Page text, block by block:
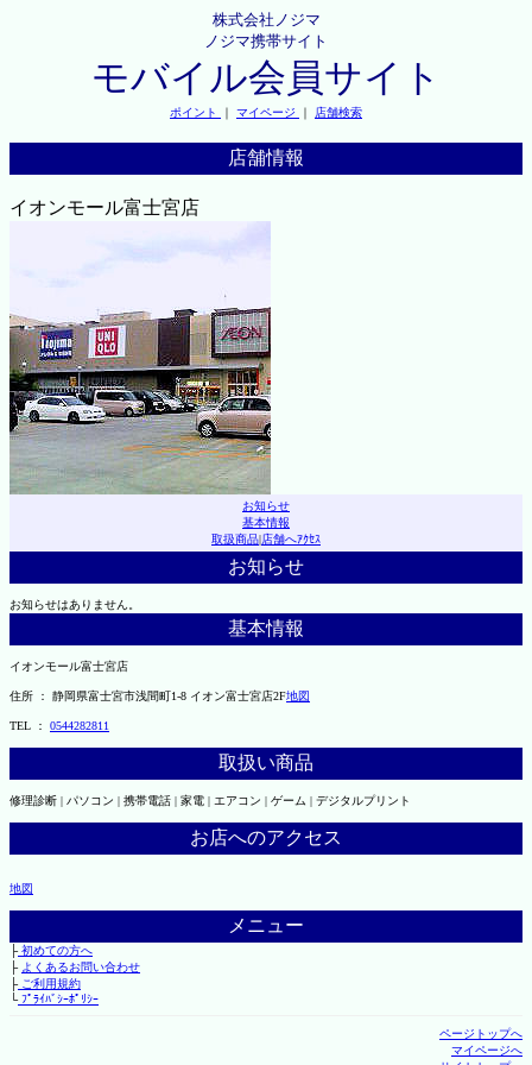
株式会社ノジマ
ノジマ携帯サイト
モバイル会員サイト
ポイント ｜ マイページ ｜ 店舗検索
店舗情報
イオンモール富士宮店
お知らせ
基本情報
取扱商品|店舗へｱｸｾｽ
お知らせ
お知らせはありません。
基本情報
イオンモール富士宮店
住所 ： 静岡県富士宮市浅間町1-8 イオン富士宮店2F地図
TEL ： 0544282811
取扱い商品
修理診断 | パソコン | 携帯電話 | 家電 | エアコン | ゲーム | デジタルプリント
お店へのアクセス
地図
メニュー
├初めての方へ
├ よくあるお問い合わせ
├ご利用規約
└ﾌﾟﾗｲﾊﾞｼｰﾎﾟﾘｼｰ
ページトップへ
マイページへ